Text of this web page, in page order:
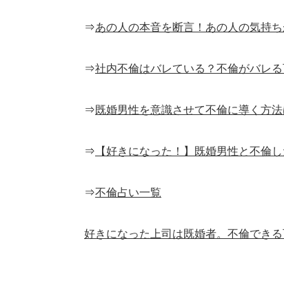
⇒あの人の本音を断言！あの人の気持
⇒社内不倫はバレている？不倫がバレる
⇒既婚男性を意識させて不倫に導く方
⇒ 【好きになった！】既婚男性と不倫
⇒不倫占い一覧
好きになった上司は既婚者。不倫でき